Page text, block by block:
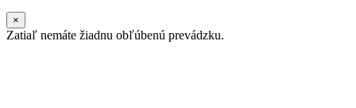
×
Zatiaľ nemáte žiadnu obľúbenú prevádzku.